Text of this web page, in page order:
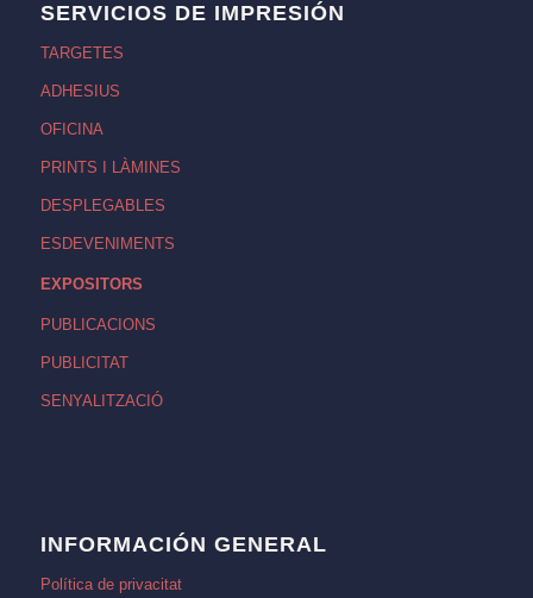
SERVICIOS DE IMPRESIÓN
TARGETES
ADHESIUS
OFICINA
PRINTS I LÀMINES
DESPLEGABLES
ESDEVENIMENTS
EXPOSITORS
PUBLICACIONS
PUBLICITAT
SENYALITZACIÓ
INFORMACIÓN GENERAL
Política de privacitat